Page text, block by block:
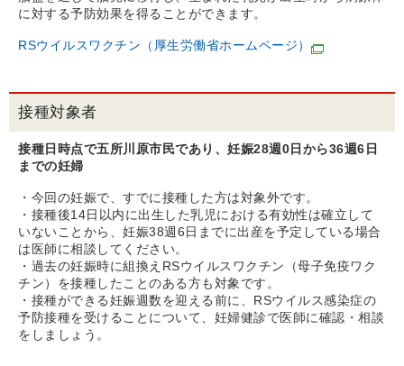
に対する予防効果を得ることができます。
RSウイルスワクチン（厚生労働省ホームページ）
接種対象者
接種日時点で五所川原市民であり、妊娠28週0日から36週6日
までの妊婦​
・今回の妊娠で、すでに接種した方は対象外です。
・接種後14日以内に出生した乳児における有効性は確立して
いないことから、妊娠38週6日までに出産を予定している場合
は医師に相談してください。
・過去の妊娠時に組換えRSウイルスワクチン（母子免疫ワク
チン）を接種したことのある方も対象です。
・接種ができる妊娠週数を迎える前に、RSウイルス感染症の
予防接種を受けることについて、妊婦健診で医師に確認・相談
をしましょう。